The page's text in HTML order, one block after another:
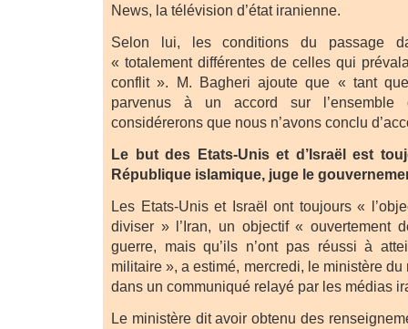
News, la télévision d’état iranienne.
Selon lui, les conditions du passage
« totalement différentes de celles qui
conflit ». M. Bagheri ajoute que « tant
parvenus à un accord sur l’ensemble
considérerons que nous n’avons conclu
Le but des Etats-Unis et d’Israël est
République islamique, juge le
Les Etats-Unis et Israël ont toujours «
diviser » l’Iran, un objectif « ouvertement
guerre, mais qu’ils n’ont pas réussi à
militaire », a estimé, mercredi, le ministère
dans un communiqué relayé par les médias
Le ministère dit avoir obtenu des